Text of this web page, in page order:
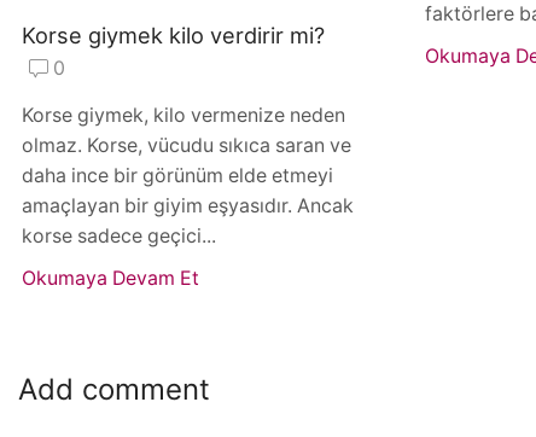
Korse giymek kilo verdirir mi?
0
Korse giymek, kilo vermenize neden
olmaz. Korse, vücudu sıkıca saran ve
daha ince bir görünüm elde etmeyi
amaçlayan bir giyim eşyasıdır. Ancak
korse sadece geçici...
Okumaya Devam Et
faktörlere
Okumaya
Add comment